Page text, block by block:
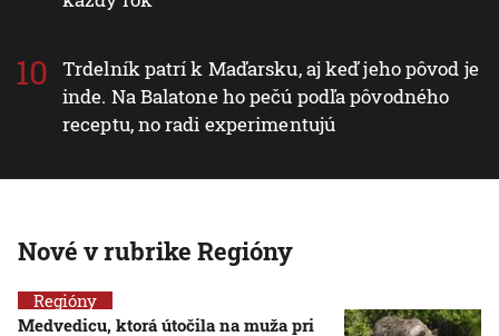
Trdelník patrí k Maďarsku, aj keď jeho pôvod je
inde. Na Balatone ho pečú podľa pôvodného
receptu, no radi experimentujú
Nové v rubrike Regióny
Regióny
Medvedicu, ktorá útočila na muža pri